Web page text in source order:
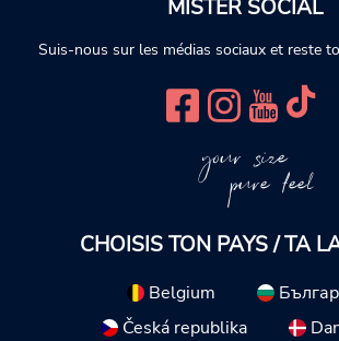
MISTER SOCIAL
Suis-nous sur les médias sociaux et reste
your size
pure feel
CHOISIS TON PAYS / TA
Belgium
Česká republika